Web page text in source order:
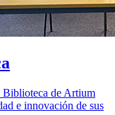
Biblioteca de Artium
e innovación de sus